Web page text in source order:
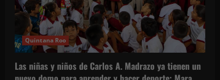
Quintana Roo
Las niñas y niños de Carlos A. Madrazo ya tienen un